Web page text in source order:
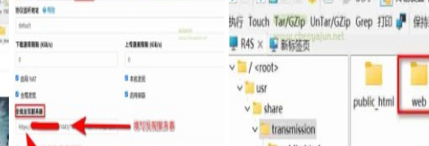
服务器搭建syncthing客户端，自己私有sy
最新固件里transmission页面提示Could